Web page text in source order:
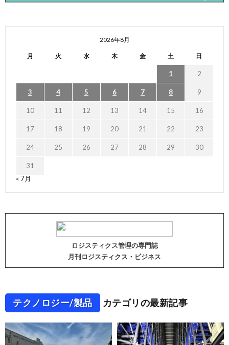
2026年8月
月 火 水 木 金 土 日
1 2
3 4 5 6 7 8 9
10 11 12 13 14 15 16
17 18 19 20 21 22 23
24 25 26 27 28 29 30
31
« 7月
ロジスティクス管理の専門誌
月刊ロジスティクス・ビジネス
テクノロジー/製品 カテゴリの最新記事